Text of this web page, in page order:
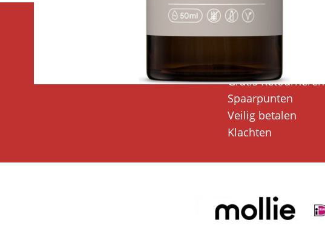
Verzendkosten
Gratis Retourneren
Spaarpunten
Veilig betalen
Klachten